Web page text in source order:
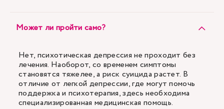
Может ли пройти само?
Нет, психотическая депрессия не проходит без
лечения. Наоборот, со временем симптомы
становятся тяжелее, а риск суицида растет. В
отличие от легкой депрессии, где могут помочь
поддержка и психотерапия, здесь необходима
специализированная медицинская помощь.